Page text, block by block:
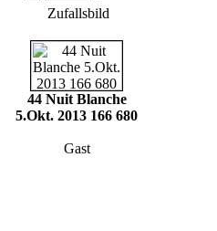
Zufallsbild
44 Nuit Blanche
5.Okt. 2013 166 680
Gast